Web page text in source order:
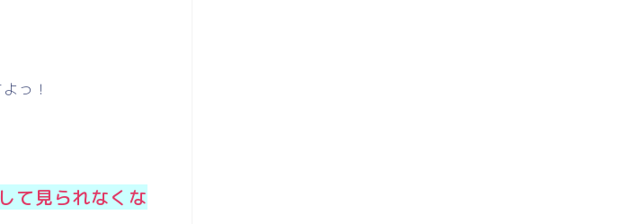
っ！
て見られなくな